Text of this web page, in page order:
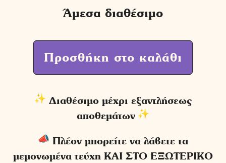
Άμεσα διαθέσιμο
Προσθήκη στο καλάθι
Διαθέσιμο μέχρι εξαντλήσεως
αποθεμάτων
Πλέον μπορείτε να λάβετε τα
μεμονωμένα τεύχη ΚΑΙ ΣΤΟ ΕΞΩΤΕΡΙΚΟ